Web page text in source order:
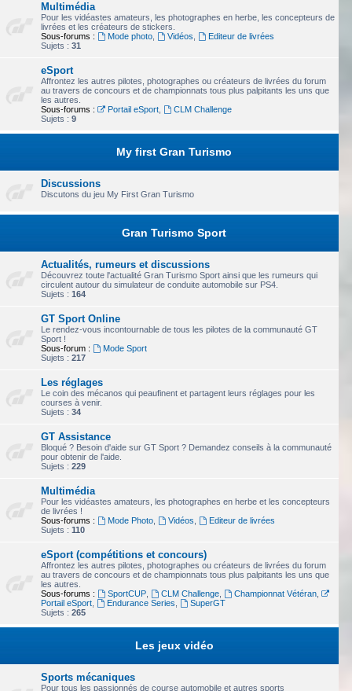
Multimédia
Pour les vidéastes amateurs, les photographes en herbe, les concepteurs de
livrées et les créateurs de stickers.
Sous-forums :
Mode photo, Vidéos
Editeur de livrées
Sujets : 31
eSport
Affrontez les autres pilotes, photographes ou créateurs de livrées du forum
au travers de concours et de championnats tous plus palpitants les uns que
les autres.
Sous-forums :
Portail eSport,
CLM Challenge
Sujets : 9
My first Gran Turismo
Discussions
Discutons du jeu My First Gran Turismo
Gran Turismo Sport
Actualités, rumeurs et discussions
Découvrez toute l'actualité Gran Turismo Sport ainsi que les rumeurs qui
circulent autour du simulateur de conduite automobile sur PS4.
Sujets : 164
GT Sport Online
Le rendez-vous incontournable de tous les pilotes de la communauté GT
Sport !
Sous-forum :
Mode Sport
Sujets : 217
Les réglages
Le coin des mécanos qui peaufinent et partagent leurs réglages pour les
courses à venir.
Sujets : 34
GT Assistance
Bloqué ? Besoin d'aide sur GT Sport ? Demandez conseils à la communauté
pour obtenir de l'aide.
Sujets : 229
Multimédia
Pour les vidéastes amateurs, les photographes en herbe et les concepteurs
de livrées !
Sous-forums :
Mode Photo, Vidéos
Editeur de livrées
Sujets : 110
eSport (compétitions et concours)
Affrontez les autres pilotes, photographes ou créateurs de livrées du forum
au travers de concours et de championnats tous plus palpitants les uns que
les autres.
Sous-forums :
SportCUP, CLM Challenge, Championnat Vétéran,
Portail eSport
Endurance Series
SuperGT
Sujets : 265
Les jeux vidéo
Sports mécaniques
Pour tous les passionnés de course automobile et autres sports